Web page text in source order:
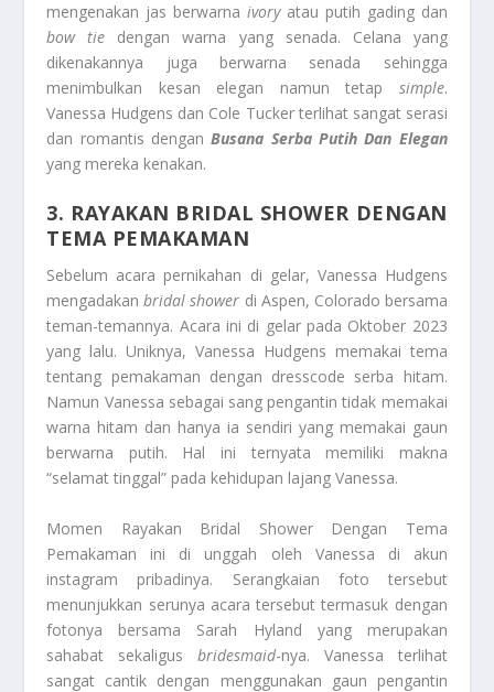
mengenakan jas berwarnaivoryatau putih gading dan
bow tie dengan warna yang senada. Celana yang
dikenakannya juga berwarna senada sehingga
menimbulkan kesan elegan namun tetap simple.
Vanessa Hudgens dan Cole Tucker terlihat sangat serasi
dan romantis denganBusana Serba Putih Dan Elegan
yang mereka kenakan.
3. RAYAKAN BRIDAL SHOWER DENGAN
TEMA PEMAKAMAN
Sebelum acara pernikahan di gelar, Vanessa Hudgens
mengadakanbridal shower di Aspen, Colorado bersama
teman-temannya. Acara ini di gelar pada Oktober 2023
yang lalu. Uniknya, Vanessa Hudgens memakai tema
tentang pemakaman dengan dresscode serba hitam.
Namun Vanessa sebagai sang pengantin tidak memakai
warna hitam dan hanya ia sendiri yang memakai gaun
berwarna putih. Hal ini ternyata memiliki makna
“selamat tinggal” pada kehidupan lajang Vanessa.
Momen Rayakan Bridal Shower Dengan Tema
Pemakaman ini di unggah oleh Vanessa di akun
instagram pribadinya. Serangkaian foto tersebut
menunjukkan serunya acara tersebut termasuk dengan
fotonya bersama Sarah Hyland yang merupakan
sahabat sekaligus bridesmaid-nya. Vanessa terlihat
sangat cantik dengan menggunakan gaun pengantin